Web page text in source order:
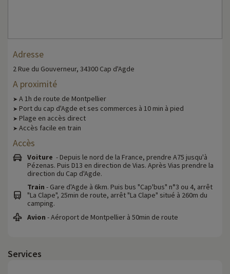
Adresse
2 Rue du Gouverneur, 34300 Cap d'Agde
A proximité
➤ A 1h de route de Montpellier
➤ Port du cap d'Agde et ses commerces à 10 min à pied
➤ Plage en accès direct
➤ Accès facile en train
Accès
Voiture - Depuis le nord de la France, prendre A75 jusqu'à
Pézenas. Puis D13 en direction de Vias. Après Vias prendre la
direction du Cap d'Agde.
Train - Gare d'Agde à 6km. Puis bus "Cap'bus" n°3 ou 4, arrêt
"La Clape", 25min de route, arrêt "La Clape" situé à 260m du
camping.
Avion - Aéroport de Montpellier à 50min de route
Services